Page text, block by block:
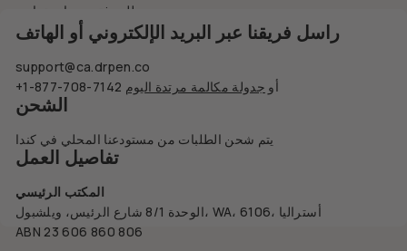
طلب فتح حساب تجاري
راسل فريقنا عبر البريد الإلكتروني أو الهاتف
support@ca.drpen.co
+1-877-708-7142
أو جدولة مكالمة مرتدة اليوم
الشحن
يتم شحن الطلبات من مستودعنا المحلي في كندا
تفاصيل العمل
المكتب الرئيسي
الوحدة 8/1 شارع الرئيس، ويلشبول، WA، 6106، أستراليا
ABN 23 606 860 806